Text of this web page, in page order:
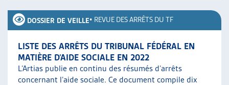
DOSSIER DE VEILLE• REVUE DES ARRÊTS DU TF
LISTE DES ARRÊTS DU TRIBUNAL FÉDÉRAL EN
MATIÈRE D’AIDE SOCIALE EN 2022
L’Artias publie en continu des résumés d’arrêts
concernant l’aide sociale. Ce document compile dix